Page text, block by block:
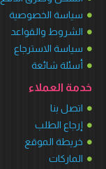
سياسة الخصوصية
الشروط والقواعد
سياسة الاسترجاع
أسئلة شائعة
خدمة العملاء
اتصل بنا
إرجاع الطلب
خريطة الموقع
الماركات